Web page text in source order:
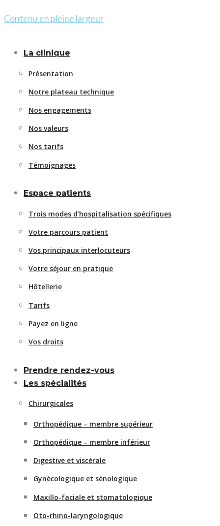
Contenu en pleine largeur
La clinique
Présentation
Notre plateau technique
Nos engagements
Nos valeurs
Nos tarifs
Témoignages
Espace patients
Trois modes d’hospitalisation spécifiques
Votre parcours patient
Vos principaux interlocuteurs
Votre séjour en pratique
Hôtellerie
Tarifs
Payez en ligne
Vos droits
Prendre rendez-vous
Les spécialités
Chirurgicales
Orthopédique – membre supérieur
Orthopédique – membre inférieur
Digestive et viscérale
Gynécologique et sénologique
Maxillo-faciale et stomatologique
Oto-rhino-laryngologique